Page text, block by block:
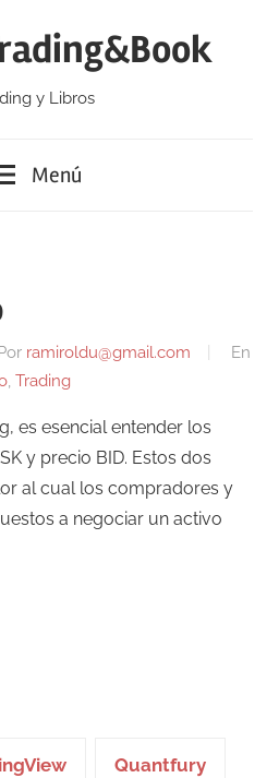
y Libros
Menú
ramiroldu@gmail.com
En
, Trading
es esencial entender los
y precio BID. Estos dos
al cual los compradores y
a negociar un activo
Quantfury